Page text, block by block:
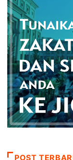
POST